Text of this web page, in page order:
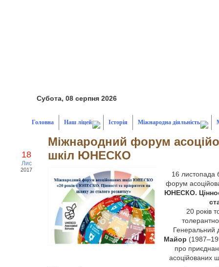
Субота, 08 серпня 2026
Головна Наш ліцей Історія Міжнародна діяльність
18
Лис
2017
Міжнародний форум
шкіл ЮНЕСКО
16 листопада
форум
ЮНЕСКО.
20 років
Майор
про